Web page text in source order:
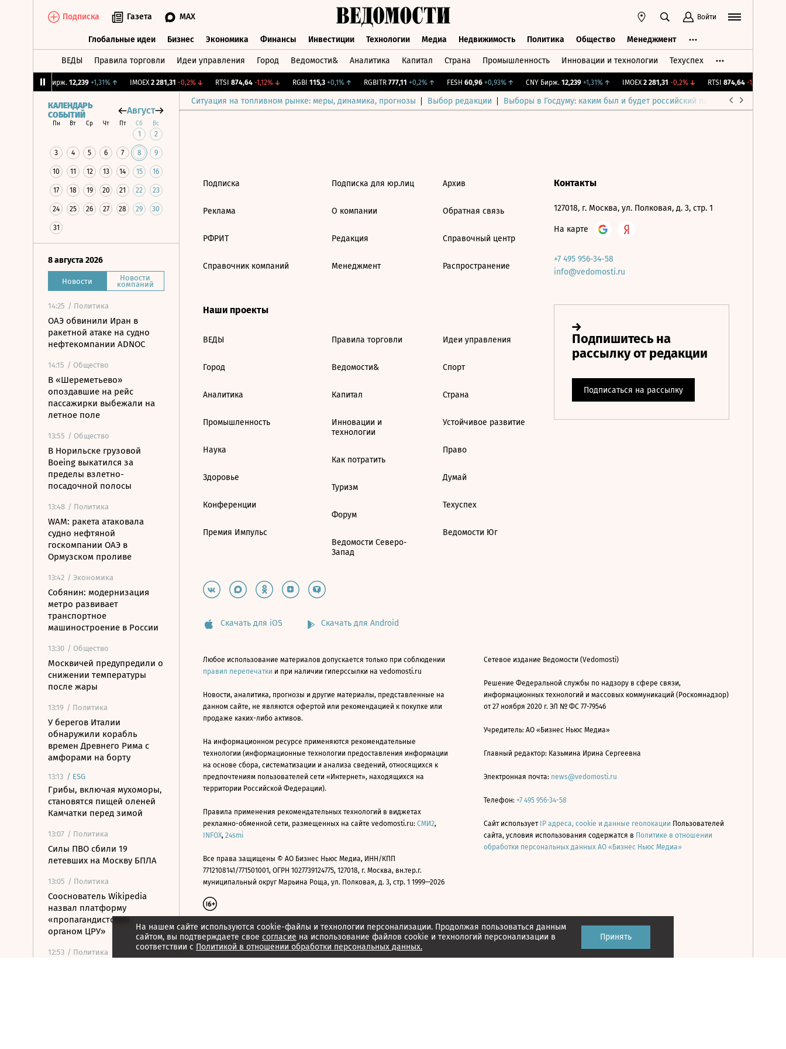
Подписка Газета MAX Войти
Глобальные идеи Бизнес Экономика Финансы Инвестиции Технологии Медиа Недвижимость Политика Общество Менеджмент
ВЕДЫ Правила торговли Идеи управления Город Ведомости& Аналитика Капитал Страна Промышленность Инновации и технологии Техуспех
CNY Бирж. 12,239 +1,31%↑ IMOEX 2 281,31 -0,2%↓ RTSI 874,64 -1,12%↓ RGBI 115,3 +0,1%↑ RGBITR 777,11 +0,2%↑ FESH 60,96 +0,93%↑ CNY Бирж. 12,239 +1,31%↑ IMOEX 2 281,31 -0,2%↓ RTSI 874,64 -1,12%
Ситуация на топливном рынке: меры, динамика, прогнозы Выбор редакции Выборы в Госдуму: каким был и будет российский парламент
КАЛЕНДАРЬ
СОБЫТИЙ
Август
Пн Вт Ср Чт Пт Сб Вс
1 2
3 4 5 6 7 8 9
10 11 12 13 14 15 16
17 18 19 20 21 22 23
24 25 26 27 28 29 30
31
8 августа 2026
Новости Новости
компаний
14:25 / Политика
ОАЭ обвинили Иран в
ракетной атаке на судно
нефтекомпании ADNOC
14:15 / Общество
В «Шереметьево»
опоздавшие на рейс
пассажирки выбежали на
летное поле
13:55 / Общество
В Норильске грузовой
Boeing выкатился за
пределы взлетно-
посадочной полосы
13:48 / Политика
WAM: ракета атаковала
судно нефтяной
госкомпании ОАЭ в
Ормузском проливе
13:42 / Экономика
Собянин: модернизация
метро развивает
транспортное
машиностроение в России
13:30 / Общество
Москвичей предупредили о
снижении температуры
после жары
13:19 / Политика
У берегов Италии
обнаружили корабль
времен Древнего Рима с
амфорами на борту
13:13 / ESG
Грибы, включая мухоморы,
становятся пищей оленей
Камчатки перед зимой
13:07 / Политика
Силы ПВО сбили 19
летевших на Москву БПЛА
13:05 / Политика
Сооснователь Wikipedia
назвал платформу
«пропагандистским
органом ЦРУ»
12:53 / Политика
На нашем сайте используются cookie-файлы и технологии персонализации. Продолжая пользоваться данным
сайтом, вы подтверждаете свое согласие на использование файлов cookie и технологий персонализации в
соответствии с Политикой в отношении обработки персональных данных.
Принять
Подписка
Реклама
РФРИТ
Справочник компаний
Подписка для юр.лиц
О компании
Редакция
Менеджмент
Архив
Обратная связь
Справочный центр
Распространение
Наши проекты
ВЕДЫ
Город
Аналитика
Промышленность
Наука
Здоровье
Конференции
Премия Импульс
Правила торговли
Ведомости&
Капитал
Инновации и
технологии
Как потратить
Туризм
Форум
Ведомости Северо-
Запад
Идеи управления
Спорт
Страна
Устойчивое развитие
Право
Думай
Техуспех
Ведомости Юг
Контакты
127018, г. Москва, ул. Полковая, д. 3, стр. 1
На карте
+7 495 956-34-58
info@vedomosti.ru
Скачать для iOS Скачать для Android
Любое использование материалов допускается только при соблюдении
правил перепечатки и при наличии гиперссылки на vedomosti.ru
Новости, аналитика, прогнозы и другие материалы, представленные на
данном сайте, не являются офертой или рекомендацией к покупке или
продаже каких-либо активов.
На информационном ресурсе применяются рекомендательные
технологии (информационные технологии предоставления информации
на основе сбора, систематизации и анализа сведений, относящихся к
предпочтениям пользователей сети «Интернет», находящихся на
территории Российской Федерации).
Правила применения рекомендательных технологий в виджетах
рекламно-обменной сети, размещенных на сайте vedomosti.ru: СМИ2,
INFOX, 24smi
Все права защищены © АО Бизнес Ньюс Медиа, ИНН/КПП
7712108141/771501001, ОГРН 1027739124775, 127018, г. Москва, вн.тер.г.
муниципальный округ Марьина Роща, ул. Полковая, д. 3, стр. 1 1999—2026
Сетевое издание Ведомости (Vedomosti)
Решение Федеральной службы по надзору в сфере связи,
информационных технологий и массовых коммуникаций (Роскомнадзор)
от 27 ноября 2020 г. ЭЛ № ФС 77-79546
Учредитель: АО «Бизнес Ньюс Медиа»
Главный редактор: Казьмина Ирина Сергеевна
Электронная почта: news@vedomosti.ru
Телефон: +7 495 956-34-58
Сайт использует IP адреса, cookie и данные геолокации Пользователей
сайта, условия использования содержатся в Политике в отношении
обработки персональных данных АО «Бизнес Ньюс Медиа»